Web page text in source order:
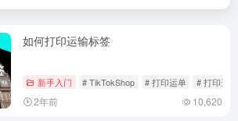
如何打印运输标签
新手入门 # TikTokShop # 打印运单 # 打印运
2年前 10,620